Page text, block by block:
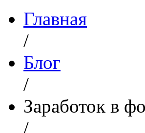
Главная
/
Блог
/
Заработок в
/